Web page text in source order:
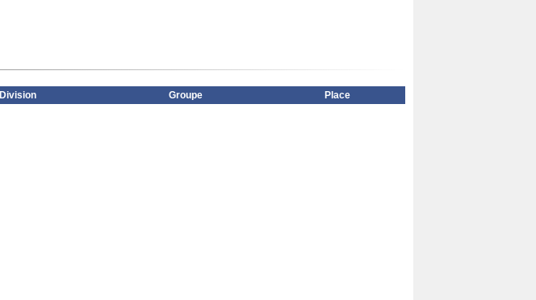
Division Groupe Place